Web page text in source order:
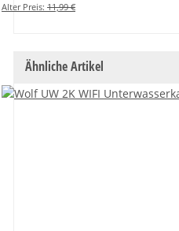
Alter Preis: 11,99 €
Ähnliche Artikel